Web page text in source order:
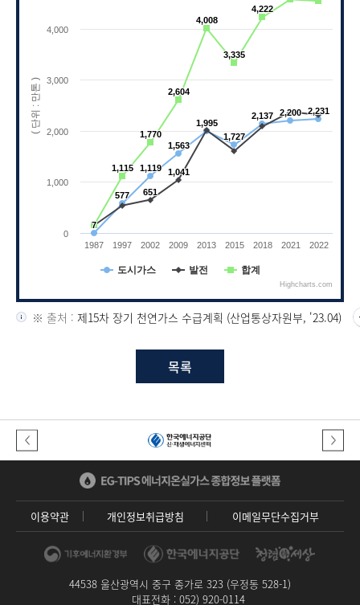
The chart has 1 X axis displaying categories.
The chart has 1 Y axis displaying ( 단위 : 만
(
단
위
:
만
톤
)
7
7
577
577
1,119
1,119
1,563
1,563
1,995
1,995
1,727
1,727
2,137
2,137 2,200
2,200 2,231
2,231
651
651
1,041
1,041
1,115
1,115
1,770
1,770
2,604
2,604
4,008
4,008
3,335
3,335
4,222
4,222
도시가스 발전 합계
1987 1997 2002 2009 2013 2015 2018 2021 2022
0
1,000
2,000
3,000
4,000
Highcharts.com
End of interactive chart.
※ 출처 : 제15차 장기 천연가스 수급계획 (산업통상자원부, '23.04)
목록
이용약관 개인정보취급방침 이메일무단수집거부
44538 울산광역시 중구 종가로 323 (우정동 528-1)
대표전화 : 052) 920-0114